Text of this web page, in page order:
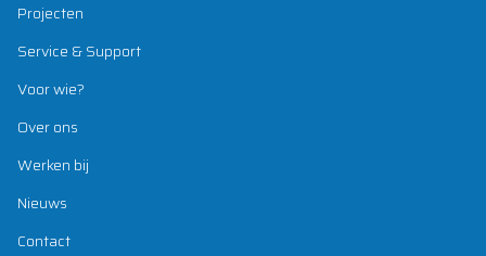
Projecten
Service & Support
Voor wie?
Over ons
Werken bij
Nieuws
Contact